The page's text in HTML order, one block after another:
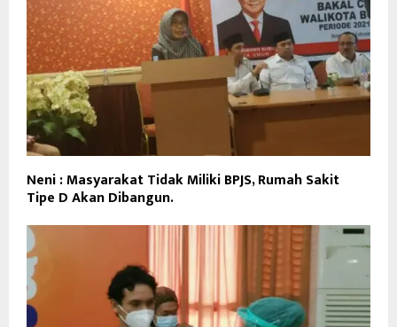
Neni : Masyarakat Tidak Miliki BPJS, Rumah Sakit
Tipe D Akan Dibangun.